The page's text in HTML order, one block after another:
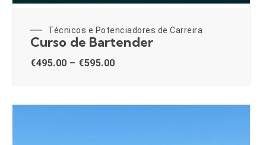
Técnicos e Potenciadores de Carreira
Curso de Bartender
€495.00 – €595.00